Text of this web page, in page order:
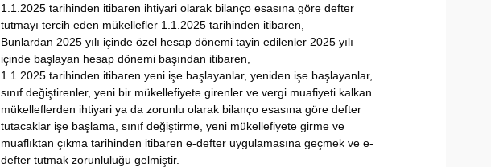
1.1.2025 tarihinden itibaren ihtiyari olarak bilanço esasına göre defter
tutmayı tercih eden mükellefler 1.1.2025 tarihinden itibaren,
Bunlardan 2025 yılı içinde özel hesap dönemi tayin edilenler 2025 yılı
içinde başlayan hesap dönemi başından itibaren,
1.1.2025 tarihinden itibaren yeni işe başlayanlar, yeniden işe başlayanlar,
sınıf değiştirenler, yeni bir mükellefiyete girenler ve vergi muafiyeti kalkan
mükelleflerden ihtiyari ya da zorunlu olarak bilanço esasına göre defter
tutacaklar işe başlama, sınıf değiştirme, yeni mükellefiyete girme ve
muaflıktan çıkma tarihinden itibaren e-defter uygulamasına geçmek ve e-
defter tutmak zorunluluğu gelmiştir.